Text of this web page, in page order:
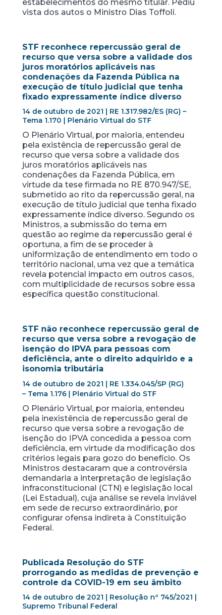
estabelecimentos do mesmo titular. Pediu
vista dos autos o Ministro Dias Toffoli.
STF reconhece repercussão geral de
recurso que versa sobre a validade dos
juros moratórios aplicáveis nas
condenações da Fazenda Pública na
execução de título judicial que tenha
fixado expressamente índice diverso
14 de outubro de 2021 | RE 1.317.982/ES (RG) –
Tema 1.170 | Plenário Virtual do STF
O Plenário Virtual, por maioria, entendeu
pela existência de repercussão geral de
recurso que versa sobre a validade dos
juros moratórios aplicáveis nas
condenações da Fazenda Pública, em
virtude da tese firmada no RE 870.947/SE,
submetido ao rito da repercussão geral, na
execução de título judicial que tenha fixado
expressamente índice diverso. Segundo os
Ministros, a submissão do tema em
questão ao regime da repercussão geral é
oportuna, a fim de se proceder à
uniformização de entendimento em todo o
território nacional, uma vez que a temática
revela potencial impacto em outros casos,
com multiplicidade de recursos sobre essa
específica questão constitucional.
STF não reconhece repercussão geral de
recurso que versa sobre a revogação de
isenção do IPVA para pessoas com
deficiência, ante o direito adquirido e a
isonomia tributária
14 de outubro de 2021 | RE 1.334.045/SP (RG)
– Tema 1.176 | Plenário Virtual do STF
O Plenário Virtual, por maioria, entendeu
pela inexistência de repercussão geral de
recurso que versa sobre a revogação de
isenção do IPVA concedida a pessoa com
deficiência, em virtude da modificação dos
critérios legais para gozo do benefício. Os
Ministros destacaram que a controvérsia
demandaria a interpretação de legislação
infraconstitucional (CTN) e legislação local
(Lei Estadual), cuja análise se revela inviável
em sede de recurso extraordinário, por
configurar ofensa indireta à Constituição
Federal.
Publicada Resolução do STF
prorrogando as medidas de prevenção e
controle da COVID-19 em seu âmbito
14 de outubro de 2021 | Resolução nº 745/2021 |
Supremo Tribunal Federal